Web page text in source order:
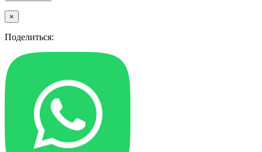
×
Поделиться: